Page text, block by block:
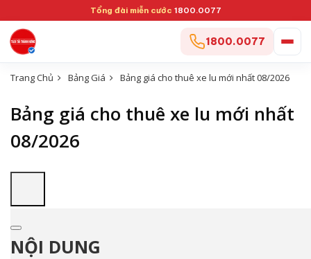
Tổng đài miễn cước 1800.0077
1800.0077
Trang Chủ Bảng Giá Bảng giá cho thuê xe lu mới nhất 08/2026
Bảng giá cho thuê xe lu mới nhất
08/2026
NỘI DUNG